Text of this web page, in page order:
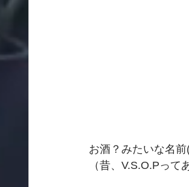
お酒？みたいな名前
（昔、V.S.O.Pって